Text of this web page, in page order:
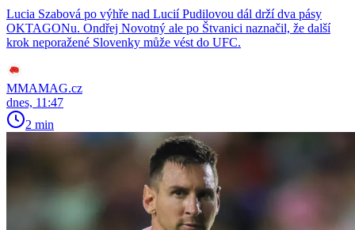
Lucia Szabová po výhře nad Lucií Pudilovou dál drží dva pásy
OKTAGONu. Ondřej Novotný ale po Štvanici naznačil, že další
krok neporažené Slovenky může vést do UFC.
MMAMAG.cz
dnes, 11:47
2 min